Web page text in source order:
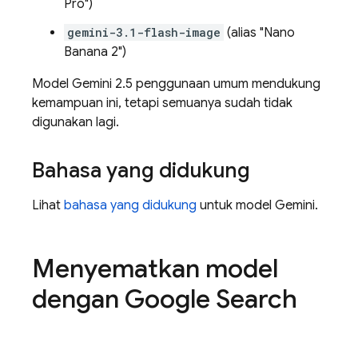
Pro")
gemini-3.1-flash-image (alias "Nano
Banana 2")
Model Gemini 2.5 penggunaan umum mendukung
kemampuan ini, tetapi semuanya sudah tidak
digunakan lagi.
Bahasa yang didukung
Lihat bahasa yang didukung untuk model Gemini.
Menyematkan model
dengan Google Search